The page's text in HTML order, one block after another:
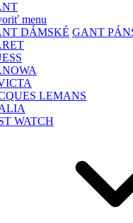
menu
DÁMSKÉ GANT
LEMANS
WATCH